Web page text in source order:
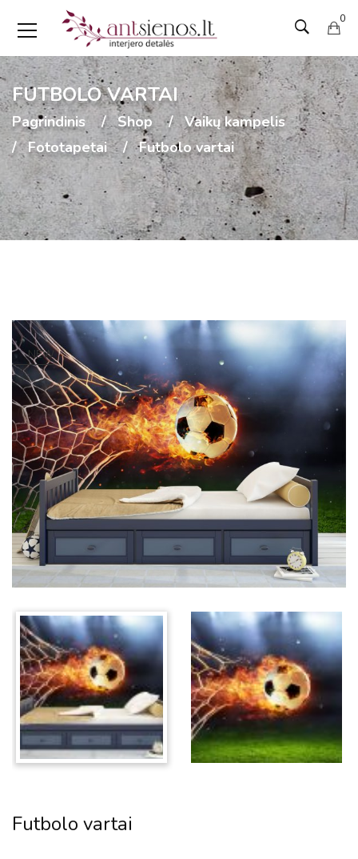
0
FUTBOLO VARTAI
Pagrindinis Shop
Vaikų kampelis
Fototapetai
Futbolo vartai
NEW
Futbolo vartai